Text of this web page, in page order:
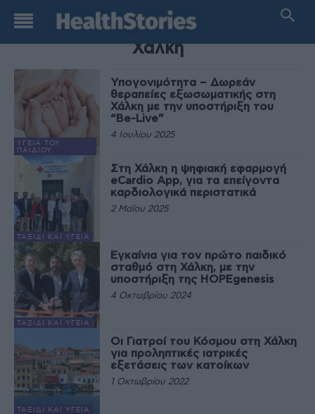
TAG
Χάλκη
ΥΓΕΊΑ ΤΟΥ
ΠΑΙΔΙΟΎ
Yπογονιμότητα – Δωρεάν
θεραπείες εξωσωματικής στη
Χάλκη με την υποστήριξη του
“Be-Live”
4 Ιουλίου 2025
ΤΑΞΊΔΙ ΚΑΙ ΥΓΕΊΑ
Στη Χάλκη η ψηφιακή εφαρμογή
eCardio App, για τα επείγοντα
καρδιολογικά περιστατικά
2 Μαΐου 2025
ΤΑΞΊΔΙ ΚΑΙ ΥΓΕΊΑ
Εγκαίνια για τον πρώτο παιδικό
σταθμό στη Χάλκη, με την
υποστήριξη της HOPEgenesis
4 Οκτωβρίου 2024
ΤΑΞΊΔΙ ΚΑΙ ΥΓΕΊΑ
Οι Γιατροί του Κόσμου στη Χάλκη
για προληπτικές ιατρικές
εξετάσεις των κατοίκων
1 Οκτωβρίου 2022